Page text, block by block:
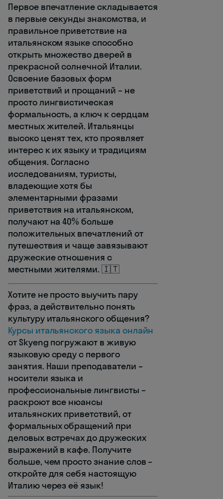
Первое впечатление складывается
в первые секунды знакомства, и
правильное приветствие на
итальянском языке способно
открыть множество дверей в
прекрасной солнечной Италии.
Освоение базовых форм
приветствий и прощаний – не
просто лингвистическая
формальность, а ключ к сердцам
местных жителей. Итальянцы
высоко ценят тех, кто проявляет
интерес к их языку и традициям
общения. Согласно
исследованиям, туристы,
владеющие хотя бы
элементарными фразами
приветствия на итальянском,
получают на 40% больше
положительных впечатлений от
путешествия и чаще завязывают
дружеские отношения с
местными жителями. 🇮🇹
Хотите не просто выучить пару
фраз, а действительно понять
культуру итальянского общения?
Курсы итальянского языка онлайн
от Skyeng погружают в живую
языковую среду с первого
занятия. Наши преподаватели –
носители языка и
профессиональные лингвисты –
раскроют все нюансы
итальянских приветствий, от
формальных обращений при
деловых встречах до дружеских
выражений в кафе. Получите
больше, чем просто знание слов –
откройте для себя настоящую
Италию через её язык!